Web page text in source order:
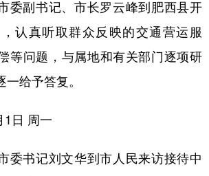
副书记、市长罗云峰到肥西县开
认真听取群众反映的交通营运服
等问题，与属地和有关部门逐项研
一给予答复。
1日 周一
书记刘文华到市人民来访接待中